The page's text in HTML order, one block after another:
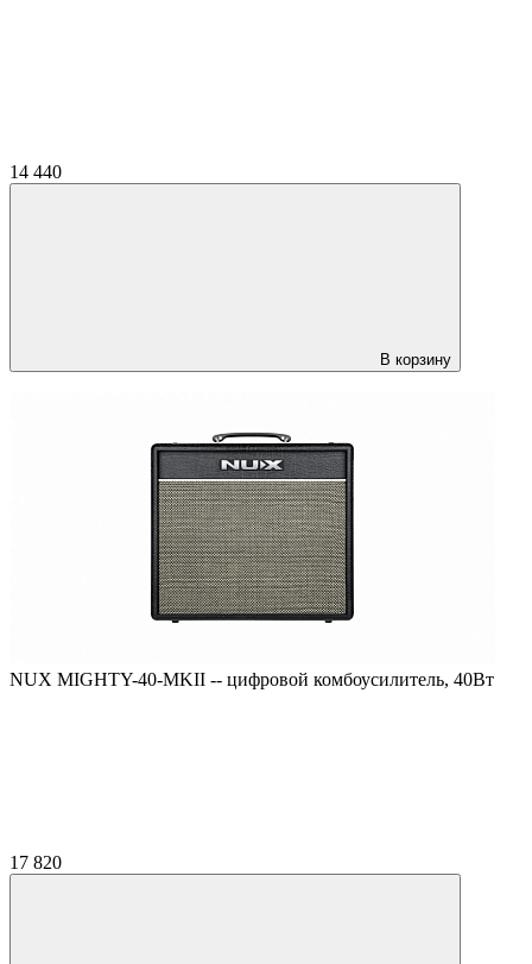
14 440
В корзину
NUX MIGHTY-40-MKII -- цифровой комбоусилитель, 40Вт
17 820